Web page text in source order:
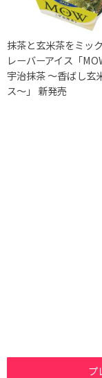
抹茶と玄米茶をミッ
レーバーアイス「
宇治抹茶 ～香ばし玄
ス～」 新発売
プ